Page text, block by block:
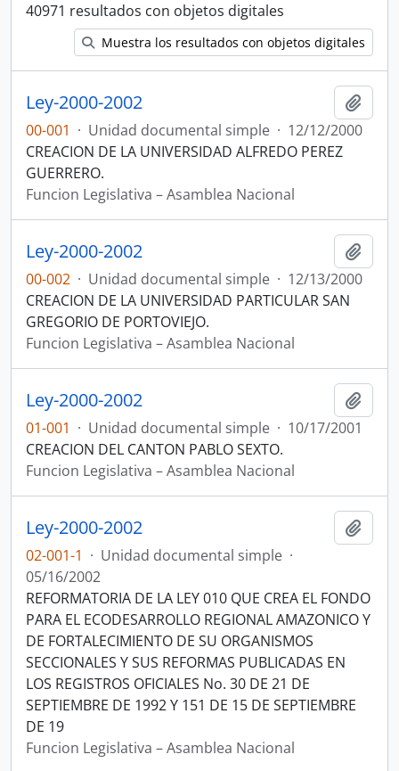
40971 resultados con objetos digitales
Muestra los resultados con objetos digitales
Ley-2000-2002
00-001 · Unidad documental simple · 12/12/2000
CREACION DE LA UNIVERSIDAD ALFREDO PEREZ
GUERRERO.
Funcion Legislativa – Asamblea Nacional
Ley-2000-2002
00-002 · Unidad documental simple · 12/13/2000
CREACION DE LA UNIVERSIDAD PARTICULAR SAN
GREGORIO DE PORTOVIEJO.
Funcion Legislativa – Asamblea Nacional
Ley-2000-2002
01-001 · Unidad documental simple · 10/17/2001
CREACION DEL CANTON PABLO SEXTO.
Funcion Legislativa – Asamblea Nacional
Ley-2000-2002
02-001-1 · Unidad documental simple ·
05/16/2002
REFORMATORIA DE LA LEY 010 QUE CREA EL FONDO
PARA EL ECODESARROLLO REGIONAL AMAZONICO Y
DE FORTALECIMIENTO DE SU ORGANISMOS
SECCIONALES Y SUS REFORMAS PUBLICADAS EN
LOS REGISTROS OFICIALES No. 30 DE 21 DE
SEPTIEMBRE DE 1992 Y 151 DE 15 DE SEPTIEMBRE
DE 19
Funcion Legislativa – Asamblea Nacional